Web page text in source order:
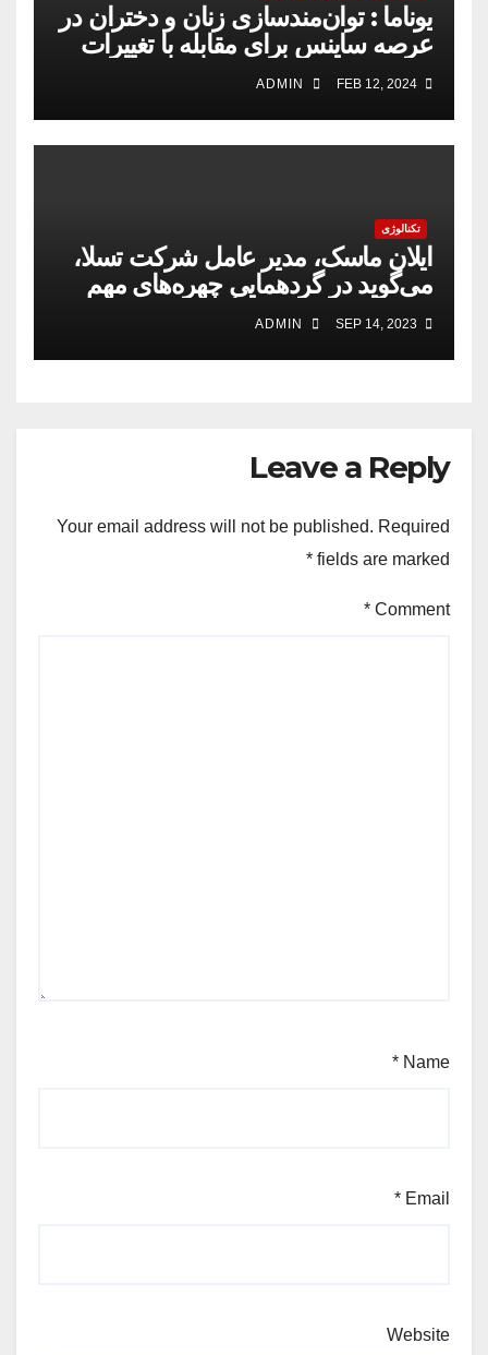
یوناما : توان‌مندسازی زنان و دختران در
عرصه‌ ساینس برای مقابله با تغییرات
اقلیمی را مهم است
تکنالوژی
ایلان ماسک، مدیر عامل شرکت تسلا،
می‌گوید در گردهمایی چهره‌های مهم
فناوری در شهر واشنگتن «اجماع خیلی
زیادی» در مورد نیاز به اعمال مقررات
بر هوش مصنوعی وجود داشت.
Leave a Reply
Your email address will not be published. Required
fields are marked
*
Comment
*
Name
*
Email
*
Website